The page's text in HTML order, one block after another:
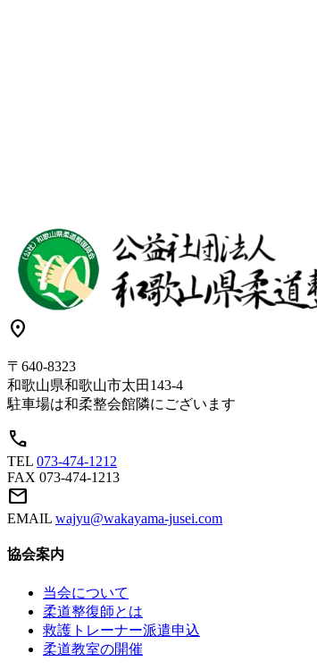
location_on
〒640-8323
和歌山県和歌山市太田143-4
駐車場は和柔整会館隣にございます
call
TEL 073-474-1212
FAX 073-474-1213
mail
EMAIL wajyu@wakayama-jusei.com
協会案内
当会について
柔道整復師とは
救護トレーナー派遣申込
柔道教室の開催